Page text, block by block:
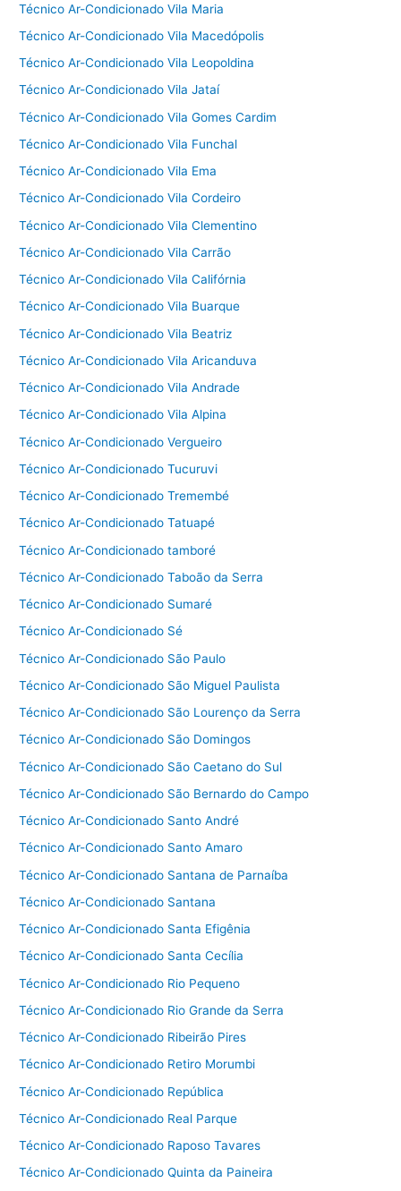
Técnico Ar-Condicionado Vila Maria
Técnico Ar-Condicionado Vila Macedópolis
Técnico Ar-Condicionado Vila Leopoldina
Técnico Ar-Condicionado Vila Jataí
Técnico Ar-Condicionado Vila Gomes Cardim
Técnico Ar-Condicionado Vila Funchal
Técnico Ar-Condicionado Vila Ema
Técnico Ar-Condicionado Vila Cordeiro
Técnico Ar-Condicionado Vila Clementino
Técnico Ar-Condicionado Vila Carrão
Técnico Ar-Condicionado Vila Califórnia
Técnico Ar-Condicionado Vila Buarque
Técnico Ar-Condicionado Vila Beatriz
Técnico Ar-Condicionado Vila Aricanduva
Técnico Ar-Condicionado Vila Andrade
Técnico Ar-Condicionado Vila Alpina
Técnico Ar-Condicionado Vergueiro
Técnico Ar-Condicionado Tucuruvi
Técnico Ar-Condicionado Tremembé
Técnico Ar-Condicionado Tatuapé
Técnico Ar-Condicionado tamboré
Técnico Ar-Condicionado Taboão da Serra
Técnico Ar-Condicionado Sumaré
Técnico Ar-Condicionado Sé
Técnico Ar-Condicionado São Paulo
Técnico Ar-Condicionado São Miguel Paulista
Técnico Ar-Condicionado São Lourenço da Serra
Técnico Ar-Condicionado São Domingos
Técnico Ar-Condicionado São Caetano do Sul
Técnico Ar-Condicionado São Bernardo do Campo
Técnico Ar-Condicionado Santo André
Técnico Ar-Condicionado Santo Amaro
Técnico Ar-Condicionado Santana de Parnaíba
Técnico Ar-Condicionado Santana
Técnico Ar-Condicionado Santa Efigênia
Técnico Ar-Condicionado Santa Cecília
Técnico Ar-Condicionado Rio Pequeno
Técnico Ar-Condicionado Rio Grande da Serra
Técnico Ar-Condicionado Ribeirão Pires
Técnico Ar-Condicionado Retiro Morumbi
Técnico Ar-Condicionado República
Técnico Ar-Condicionado Real Parque
Técnico Ar-Condicionado Raposo Tavares
Técnico Ar-Condicionado Quinta da Paineira